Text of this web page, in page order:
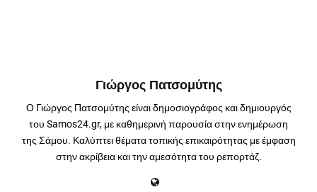
Γιώργος Πατσομύτης
Ο Γιώργος Πατσομύτης είναι δημοσιογράφος και δημιουργός
του Samos24.gr, με καθημερινή παρουσία στην ενημέρωση
της Σάμου. Καλύπτει θέματα τοπικής επικαιρότητας με έμφαση
στην ακρίβεια και την αμεσότητα του ρεπορτάζ.